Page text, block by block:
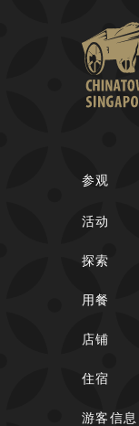
参观
活动
探索
用餐
店铺
住宿
游客信息